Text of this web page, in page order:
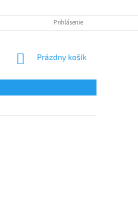
Prihlásenie
NÁKUPNÝ
Prázdny košík